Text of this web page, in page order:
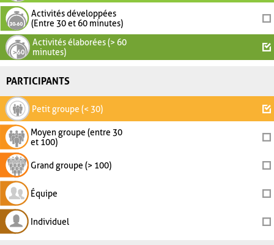
Activités développées
(Entre 30 et 60 minutes)
Activités élaborées (> 60
minutes)
PARTICIPANTS
Petit groupe (< 30)
Moyen groupe (entre 30
et 100)
Grand groupe (> 100)
Équipe
Individuel